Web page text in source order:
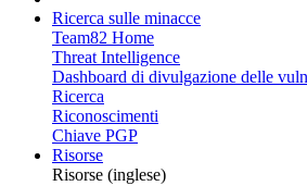
Ricerca sulle minacce
Team82 Home
Threat Intelligence
Dashboard di divulgazione delle
Ricerca
Riconoscimenti
Chiave PGP
Risorse
Risorse (inglese)